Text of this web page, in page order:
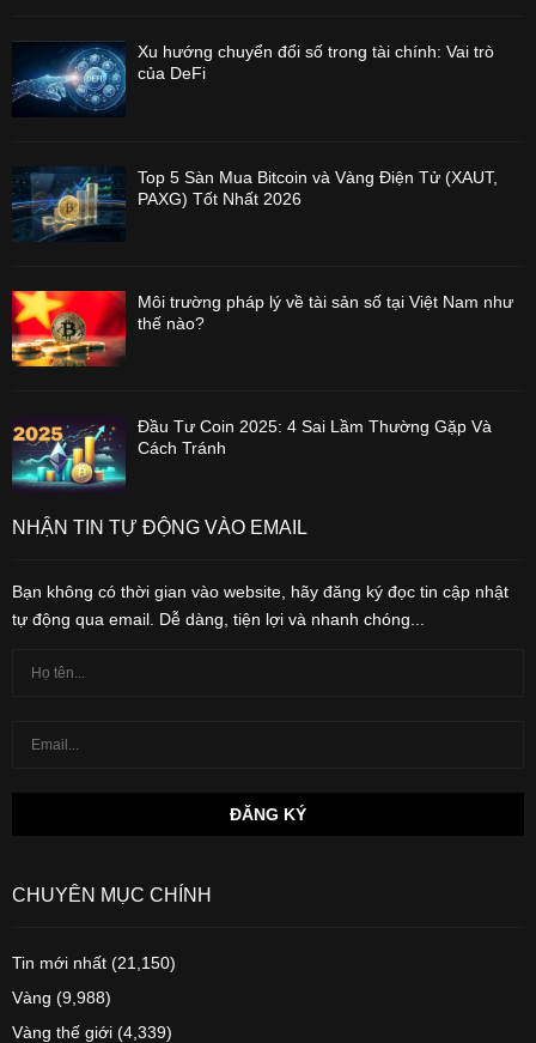
Xu hướng chuyển đổi số trong tài chính: Vai trò
của DeFi
Top 5 Sàn Mua Bitcoin và Vàng Điện Tử (XAUT,
PAXG) Tốt Nhất 2026
Môi trường pháp lý về tài sản số tại Việt Nam như
thế nào?
Đầu Tư Coin 2025: 4 Sai Lầm Thường Gặp Và
Cách Tránh
NHẬN TIN TỰ ĐỘNG VÀO EMAIL
Bạn không có thời gian vào website, hãy đăng ký đọc tin cập nhật
tự động qua email. Dễ dàng, tiện lợi và nhanh chóng...
CHUYÊN MỤC CHÍNH
Tin mới nhất (21,150)
Vàng (9,988)
Vàng thế giới (4,339)